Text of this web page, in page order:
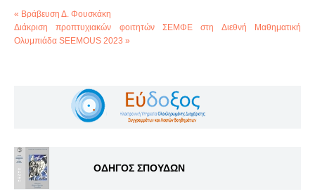
« Βράβευση Δ. Φουσκάκη
Διάκριση προπτυχιακών φοιτητών ΣΕΜΦΕ στη Διεθνή Μαθηματική
Ολυμπιάδα SEEMOUS 2023 »
ΟΔΗΓΟΣ ΣΠΟΥΔΩΝ